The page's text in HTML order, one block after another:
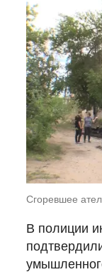
Сгоревшее
В полиции